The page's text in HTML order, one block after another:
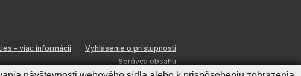
- viac informácií
Vyhlásenie o prístupnosti
Správca obsahu